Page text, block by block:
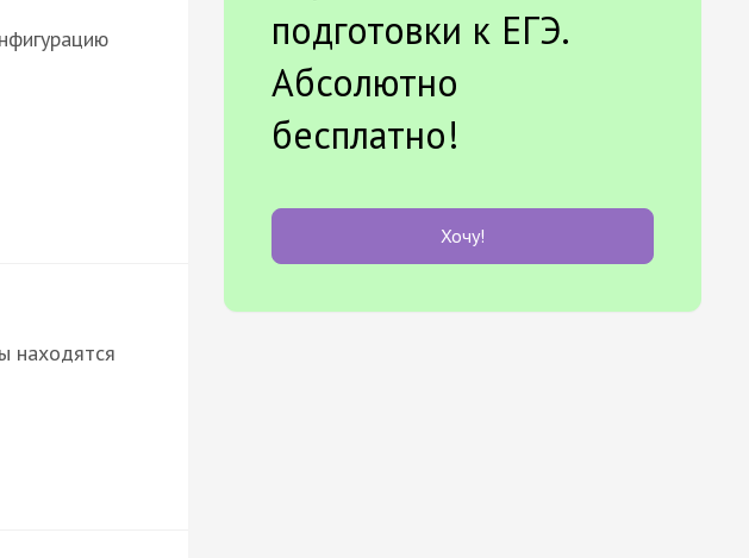
находятся
подготовки к ЕГЭ.
Абсолютно
бесплатно!
Хочу!